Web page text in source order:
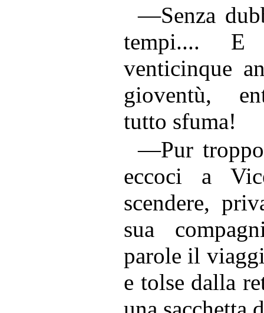
—Senza
tempi....
venticinque
gioventù,
tutto sfuma!
—Pur
eccoci a
scendere,
sua
parole il
e tolse dalla